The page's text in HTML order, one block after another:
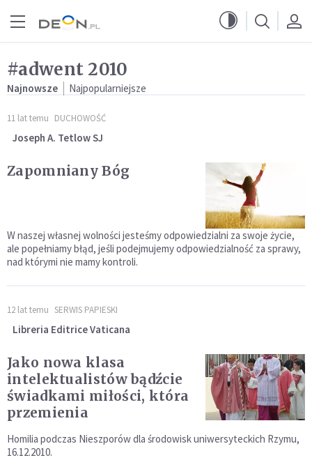
#adwent 2010
Najnowsze Najpopularniejsze
11 lat temu DUCHOWOŚĆ
Joseph A. Tetlow SJ
Zapomniany Bóg
W naszej własnej wolności jesteśmy odpowiedzialni za swoje życie,
ale popełniamy błąd, jeśli podejmujemy odpowiedzialność za sprawy,
nad którymi nie mamy kontroli.
12 lat temu SERWIS PAPIESKI
Libreria Editrice Vaticana
Jako nowa klasa
intelektualistów bądźcie
świadkami miłości, która
przemienia
Homilia podczas Nieszporów dla środowisk uniwersyteckich Rzymu,
16.12.2010.